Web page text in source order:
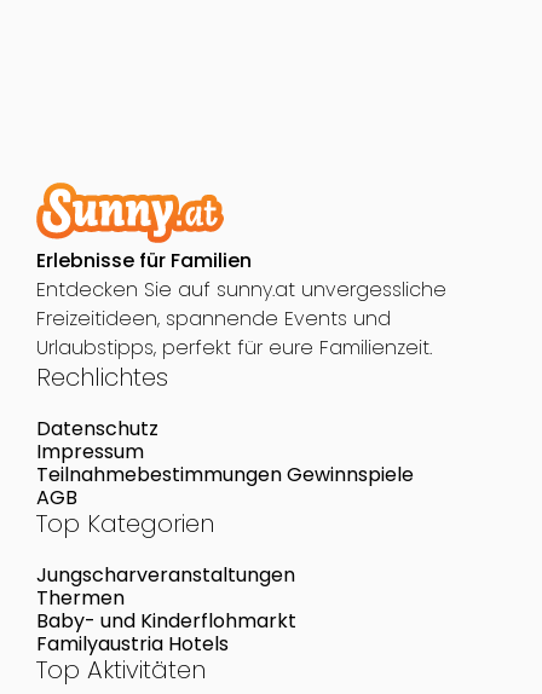
Erlebnisse für Familien
Entdecken Sie auf sunny.at unvergessliche
Freizeitideen, spannende Events und
Urlaubstipps, perfekt für eure Familienzeit.
Rechlichtes
Datenschutz
Impressum
Teilnahmebestimmungen Gewinnspiele
AGB
Top Kategorien
Jungscharveranstaltungen
Thermen
Baby- und Kinderflohmarkt
Familyaustria Hotels
Top Aktivitäten